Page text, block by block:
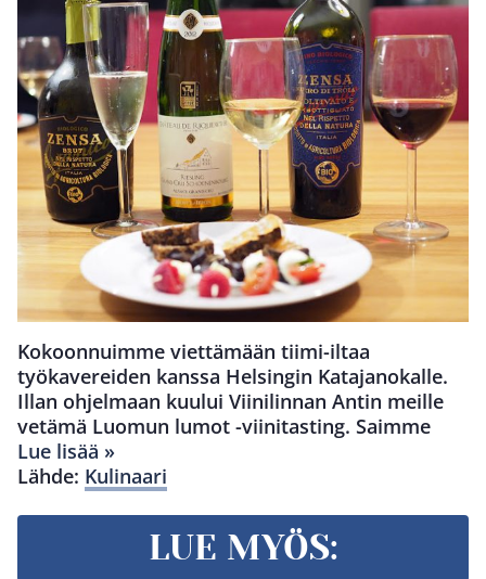
Kokoonnuimme viettämään tiimi-iltaa
työkavereiden kanssa Helsingin Katajanokalle.
Illan ohjelmaan kuului Viinilinnan Antin meille
vetämä Luomun lumot -viinitasting. Saimme
Lue lisää »
Lähde: Kulinaari
LUE MYÖS: